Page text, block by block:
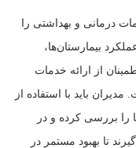
درمانی و بهداشتی را
بیمارستان‌ها،
از ارائه خدمات
باید با استفاده از
را بررسی کرده و در
تا بهبود مستمر در